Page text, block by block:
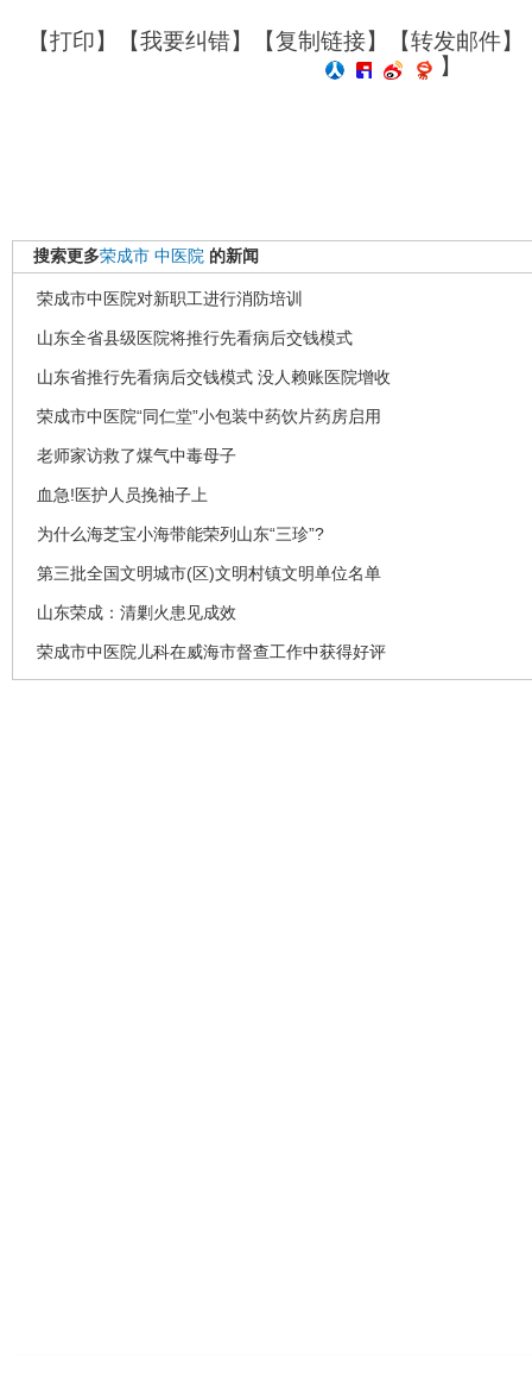
【打印】【我要纠错】【复制链接】【转发邮件】
】
搜索更多荣成市 中医院 的新闻
荣成市中医院对新职工进行消防培训
山东全省县级医院将推行先看病后交钱模式
山东省推行先看病后交钱模式 没人赖账医院增收
荣成市中医院“同仁堂”小包装中药饮片药房启用
老师家访救了煤气中毒母子
血急!医护人员挽袖子上
为什么海芝宝小海带能荣列山东“三珍”?
第三批全国文明城市(区)文明村镇文明单位名单
山东荣成：清剿火患见成效
荣成市中医院儿科在威海市督查工作中获得好评